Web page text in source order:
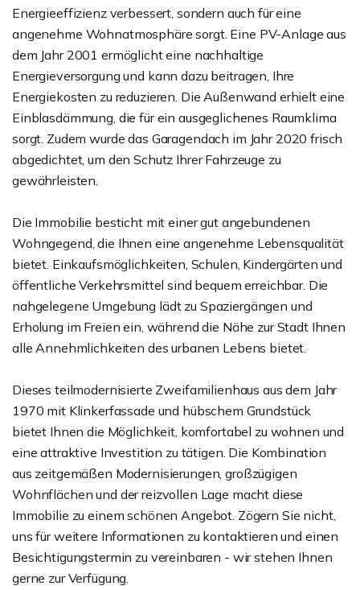
Energieeffizienz verbessert, sondern auch für eine
angenehme Wohnatmosphäre sorgt. Eine PV-Anlage aus
dem Jahr 2001 ermöglicht eine nachhaltige
Energieversorgung und kann dazu beitragen, Ihre
Energiekosten zu reduzieren. Die Außenwand erhielt eine
Einblasdämmung, die für ein ausgeglichenes Raumklima
sorgt. Zudem wurde das Garagendach im Jahr 2020 frisch
abgedichtet, um den Schutz Ihrer Fahrzeuge zu
gewährleisten.
Die Immobilie besticht mit einer gut angebundenen
Wohngegend, die Ihnen eine angenehme Lebensqualität
bietet. Einkaufsmöglichkeiten, Schulen, Kindergärten und
öffentliche Verkehrsmittel sind bequem erreichbar. Die
nahgelegene Umgebung lädt zu Spaziergängen und
Erholung im Freien ein, während die Nähe zur Stadt Ihnen
alle Annehmlichkeiten des urbanen Lebens bietet.
Dieses teilmodernisierte Zweifamilienhaus aus dem Jahr
1970 mit Klinkerfassade und hübschem Grundstück
bietet Ihnen die Möglichkeit, komfortabel zu wohnen und
eine attraktive Investition zu tätigen. Die Kombination
aus zeitgemäßen Modernisierungen, großzügigen
Wohnflächen und der reizvollen Lage macht diese
Immobilie zu einem schönen Angebot. Zögern Sie nicht,
uns für weitere Informationen zu kontaktieren und einen
Besichtigungstermin zu vereinbaren - wir stehen Ihnen
gerne zur Verfügung.